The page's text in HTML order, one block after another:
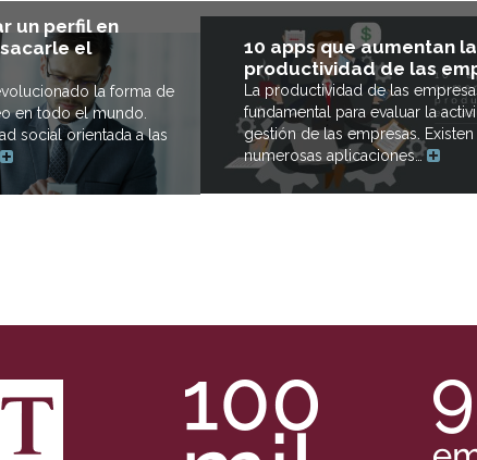
un perfil en
el
la forma de
en todo el mundo.
social orientada a las
10 apps que aumentan la
productividad de las
La productividad de las
fundamental para evaluar la
gestión de las empresas. Existen
numerosas aplicaciones…